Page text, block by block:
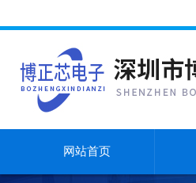
网站首页